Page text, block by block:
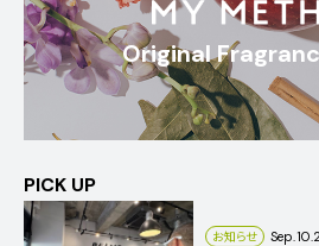
Original
PICK UP
お知らせ